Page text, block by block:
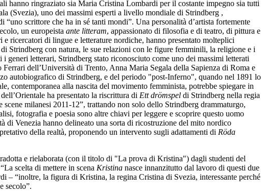
hanno ringraziato sia Maria Cristina Lombardi per il costante impegno sia tutti
(Svezia), uno dei massimi esperti a livello mondiale di Strindberg ,
scrittore che ha in sé tanti mondi”. Una personalità d’artista fortemente
un europeista ante litteram, appassionato di filosofia e di teatro, di pittura e
ricercatori di lingue e letterature nordiche, hanno presentato molteplici
Strindberg con natura, le sue relazioni con le figure femminili, la religione e i
generi letterari, Strindberg stato riconosciuto come uno dei massimi letterati
dell’Università di Trento, Anna Maria Segala della Sapienza di Roma e
autobiografico di Strindberg, e del periodo "post-Inferno", quando nel 1891 lo
contemporanea alla nascita del movimento femminista, potrebbe spiegare in
ha presentato la riscrittura di Ett drömspel di Strindberg nella regia
milanesi 2011-12”, trattando non solo dello Strindberg drammaturgo,
fotografia e poesia sono altre chiavi per leggere e scoprire questo uomo
Venezia hanno delineato una sorta di ricostruzione del mito nordico
della realtà, proponendo un intervento sugli adattamenti di Röda
e rielaborata (con il titolo di "La prova di Kristina") dagli studenti del
scelta di mettere in scena Kristina nasce innanzitutto dal lavoro di questi due
– “inoltre, la figura di Kristina, la regina Cristina di Svezia, interessante perché
secolo”.